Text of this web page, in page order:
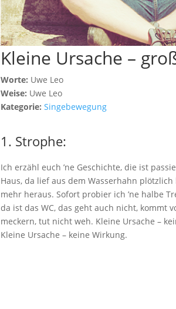
Kleine Ursache –
Worte: Uwe Leo
Weise: Uwe Leo
Kategorie: Singebewegung
1. Strophe:
Ich erzähl euch ’ne Geschichte, die ist
Haus, da lief aus dem Wasserhahn plötzlich
mehr heraus. Sofort probier ich ’ne halbe
da ist das WC, das geht auch nicht, kommt
meckern, tut nicht weh. Kleine Ursache –
Kleine Ursache – keine Wirkung.